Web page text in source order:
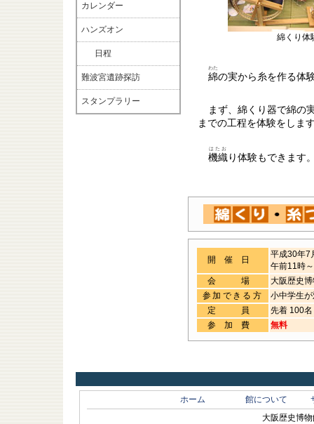
カレンダー
ハンズオン
日程
難波宮遺跡探訪
スタンプラリー
綿くり体
綿
わた
の実から糸を作る体
まず、綿くり器で綿の
までの工程を体験をしま
機織
はたお
り体験もできます
開催日
平成30年7
午前11時
会 場
大阪歴史
参加できる方
小中学生
定 員
先着 100名
参加費
無料
ホーム 館について
大阪歴史博